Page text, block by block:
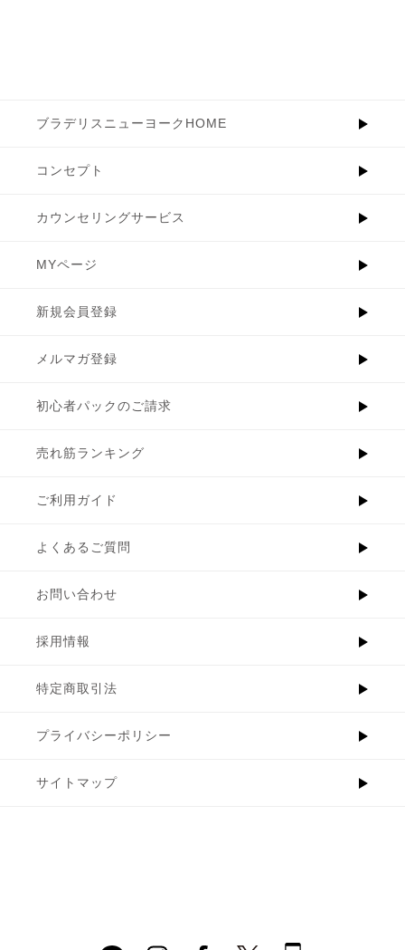
ブラデリスニューヨークHOME
コンセプト
カウンセリングサービス
MYページ
新規会員登録
メルマガ登録
初心者パックのご請求
売れ筋ランキング
ご利用ガイド
よくあるご質問
お問い合わせ
採用情報
特定商取引法
プライバシーポリシー
サイトマップ